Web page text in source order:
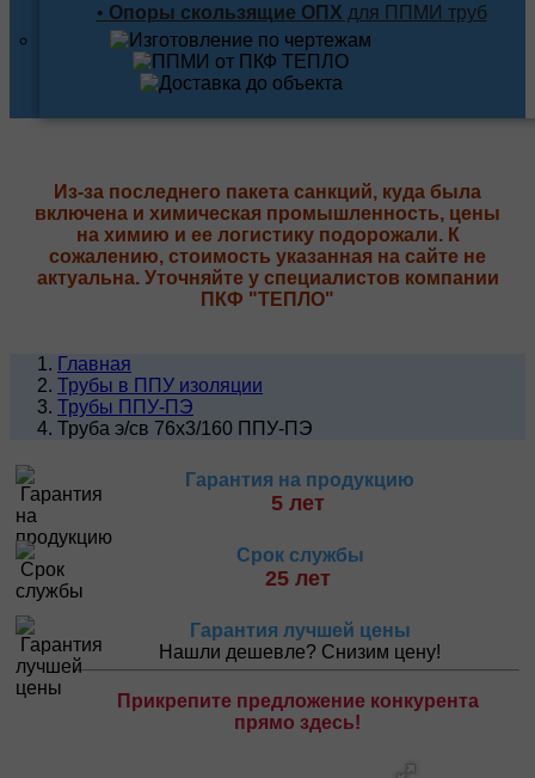
• Опоры скользящие ОПХ для ППМИ труб
Из-за последнего пакета санкций, куда была
включена и химическая промышленность, цены
на химию и ее логистику подорожали. К
сожалению, стоимость указанная на сайте не
актуальна. Уточняйте у специалистов компании
ПКФ "ТЕПЛО"
Главная
Трубы в ППУ изоляции
Трубы ППУ-ПЭ
Труба э/св 76х3/160 ППУ-ПЭ
Гарантия на продукцию
5 лет
Срок службы
25 лет
Гарантия лучшей цены
Нашли дешевле? Снизим цену!
Прикрепите предложение конкурента
прямо здесь!